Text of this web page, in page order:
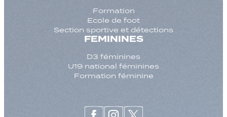
Formation
Ecole de foot
Section sportive et détections
FEMININES
D3 féminines
U19 national féminines
Formation féminine